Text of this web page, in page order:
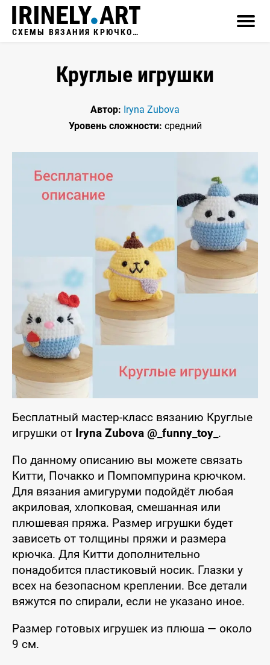
СХЕМЫ ВЯЗАНИЯ КРЮЧКОМ
Круглые игрушки
Автор: Iryna Zubova
Уровень сложности: средний
Бесплатный мастер-класс вязанию Круглые
игрушки от Iryna Zubova @_funny_toy_ .
По данному описанию вы можете связать
Китти, Почакко и Помпомпурина крючком.
Для вязания амигуруми подойдёт любая
акриловая, хлопковая, смешанная или
плюшевая пряжа. Размер игрушки будет
зависеть от толщины пряжи и размера
крючка. Для Китти дополнительно
понадобится пластиковый носик. Глазки у
всех на безопасном креплении. Все детали
вяжутся по спирали, если не указано иное.
Размер готовых игрушек из плюша — около
9 см.